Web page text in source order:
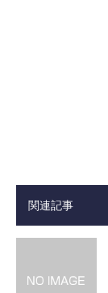
関連記事